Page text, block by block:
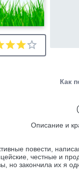
Как
Описание и
повести,
честные и
но закончила их я